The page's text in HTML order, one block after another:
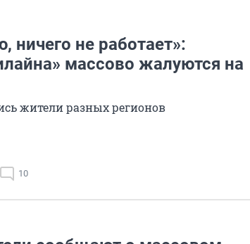
ничего не работает»:
массово жалуются на
жители разных регионов
10